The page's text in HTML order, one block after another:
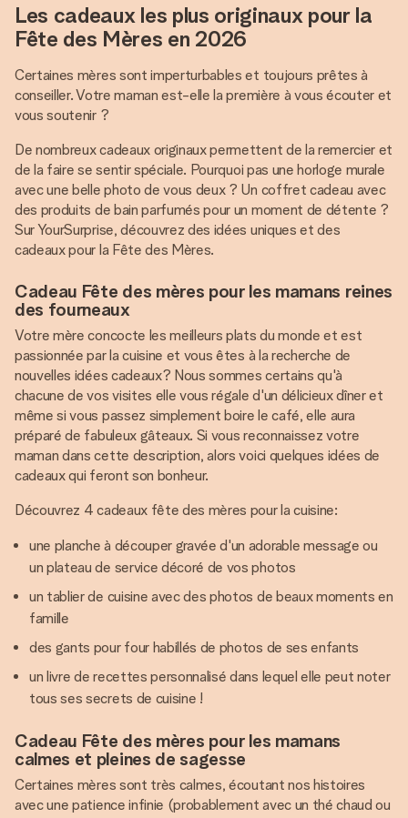
Les cadeaux les plus originaux pour la
Fête des Mères en 2026
Certaines mères sont imperturbables et toujours prêtes à
conseiller. Votre maman est-elle la première à vous écouter et
vous soutenir ?
De nombreux cadeaux originaux permettent de la remercier et
de la faire se sentir spéciale. Pourquoi pas une horloge murale
avec une belle photo de vous deux ? Un coffret cadeau avec
des produits de bain parfumés pour un moment de détente ?
Sur YourSurprise, découvrez des idées uniques et des
cadeaux pour la Fête des Mères.
Cadeau Fête des mères pour les mamans reines
des fourneaux
Votre mère concocte les meilleurs plats du monde et est
passionnée par la cuisine et vous êtes à la recherche de
nouvelles idées cadeaux? Nous sommes certains qu'à
chacune de vos visites elle vous régale d'un délicieux dîner et
même si vous passez simplement boire le café, elle aura
préparé de fabuleux gâteaux. Si vous reconnaissez votre
maman dans cette description, alors voici quelques idées de
cadeaux qui feront son bonheur.
Découvrez 4 cadeaux fête des mères pour la cuisine:
une planche à découper gravée d'un adorable message ou
un plateau de service décoré de vos photos
un tablier de cuisine avec des photos de beaux moments en
famille
des gants pour four habillés de photos de ses enfants
un livre de recettes personnalisé dans lequel elle peut noter
tous ses secrets de cuisine !
Cadeau Fête des mères pour les mamans
calmes et pleines de sagesse
Certaines mères sont très calmes, écoutant nos histoires
avec une patience infinie (probablement avec un thé chaud ou